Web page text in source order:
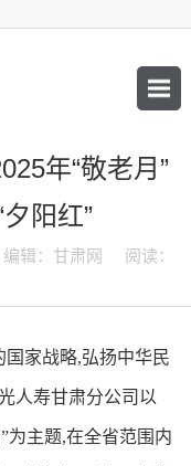
年“敬老月”
阳红”
编辑：甘肃网
阅读：
家战略,弘扬中华民
人寿甘肃分公司以
为主题,在全省范围内